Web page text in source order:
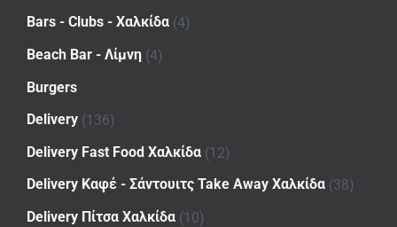
Bars - Clubs - Χαλκίδα (4)
Beach Bar - Λίμνη (4)
Burgers
Delivery (136)
Delivery Fast Food Χαλκίδα (12)
Delivery Καφέ - Σάντουιτς Take Away Χαλκίδα (38)
Delivery Πίτσα Χαλκίδα (10)